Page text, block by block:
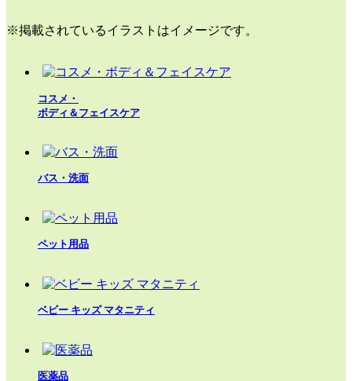
※掲載されているイラストはイメージです。
コスメ・
ボディ＆フェイスケア
バス・洗面
ペット用品
ベビー キッズ マタニティ
医薬品